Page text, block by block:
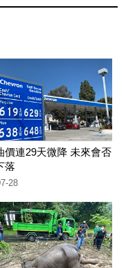
價連29天微降 未來會否
落
28